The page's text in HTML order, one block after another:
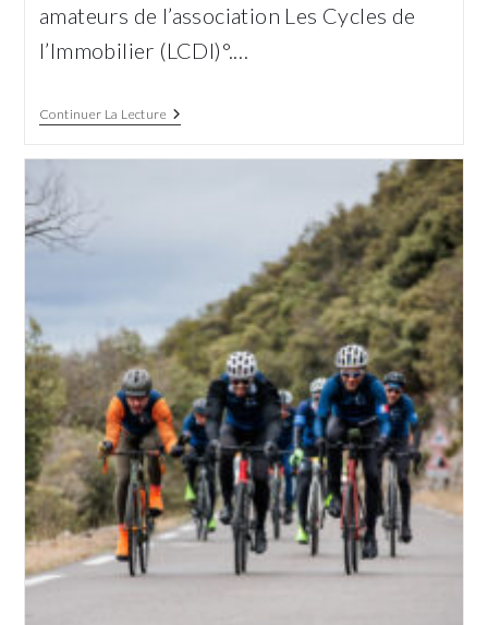
amateurs de l’association Les Cycles de
l’Immobilier (LCDI)°.…
Continuer La LectureSuhaël,
De